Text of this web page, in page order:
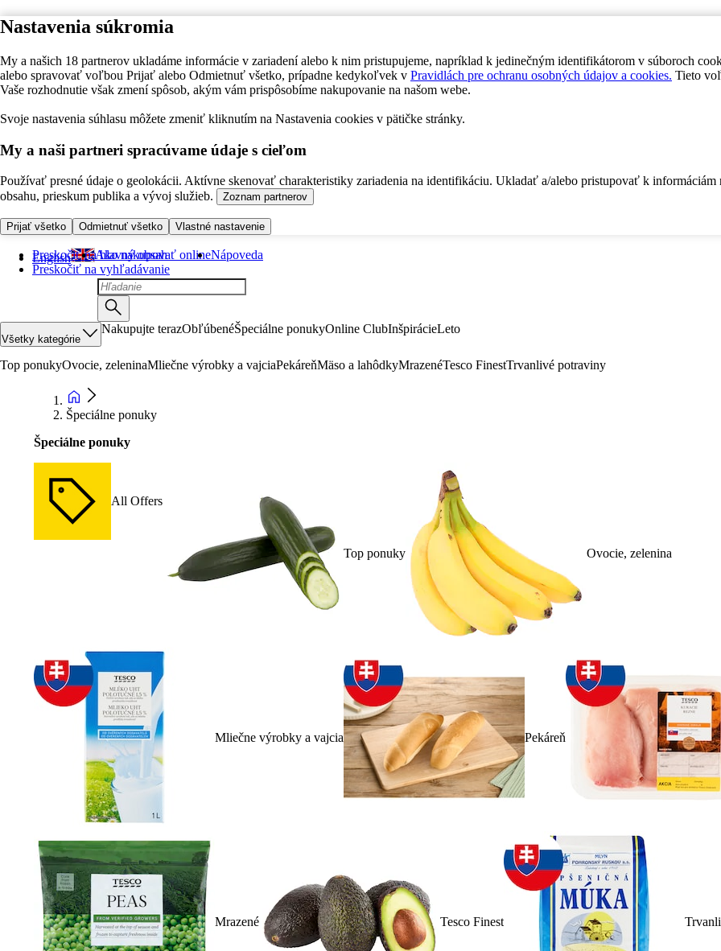
Nastavenia súkromia
My a našich 18 partnerov ukladáme informácie v zariadení alebo k nim pristupujeme, napríklad k jedinečným identifikátorom v súboroch
alebo spravovať voľbou Prijať alebo Odmietnuť všetko, prípadne kedykoľvek v Pravidlách pre ochranu osobných údajov a cookies. Tieto
Vaše rozhodnutie však zmení spôsob, akým vám prispôsobíme nakupovanie na našom webe.
Svoje nastavenia súhlasu môžete zmeniť kliknutím na Nastavenia cookies v pätičke stránky.
My a naši partneri spracúvame údaje s cieľom
Používať presné údaje o geolokácii. Aktívne skenovať charakteristiky zariadenia na identifikáciu. Ukladať a/alebo pristupovať k informáciám
obsahu, prieskum publika a vývoj služieb.
Zoznam partnerov
Prijať všetko Odmietnuť všetko Vlastné nastavenie
Preskočiť na hlavný obsah
Preskočiť na vyhľadávanie
English Ako nakupovať onlineNápoveda
Všetky kategórie
Nakupujte terazObľúbenéŠpeciálne ponukyOnline ClubInšpirácieLeto
Top ponukyOvocie, zeleninaMliečne výrobky a vajciaPekáreňMäso a lahôdkyMrazenéTesco FinestTrvanlivé potraviny
Špeciálne ponuky
Špeciálne ponuky
All Offers
Top ponuky Ovocie, zelenina
Mliečne výrobky a vajcia Pekáreň
Mrazené Tesco Finest